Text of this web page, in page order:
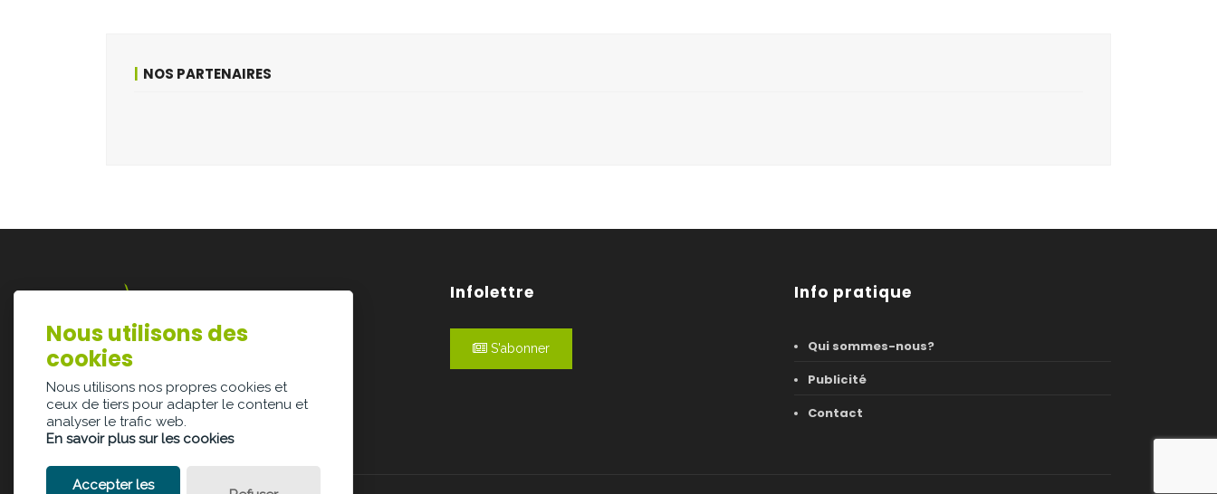
NOS PARTENAIRES
Lazarijstraat 168
3500 Hasselt
Infolettre
S'abonner
Info pratique
Qui sommes-nous?
Publicité
Contact
Nous utilisons des
cookies
Nous utilisons nos propres cookies et
ceux de tiers pour adapter le contenu et
analyser le trafic web.
En savoir plus sur les cookies
Accepter les